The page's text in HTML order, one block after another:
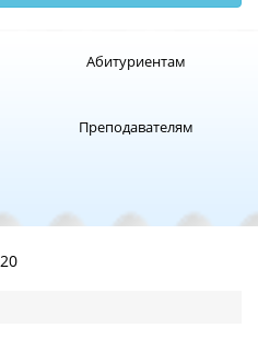
Абитуриентам
Преподавателям